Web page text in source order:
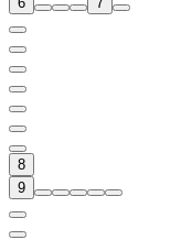
8
9